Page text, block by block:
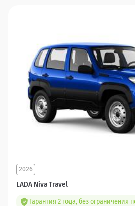
LADA Niva Travel
2026
Гарантия 2 года, без ограничения